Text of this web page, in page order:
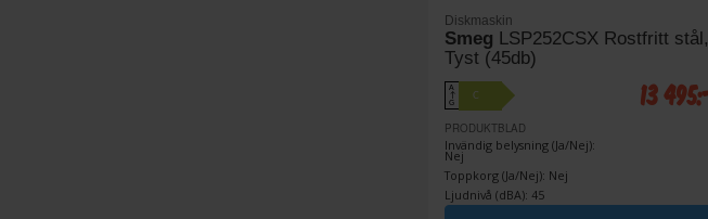
Diskmaskin
Smeg LSP252CSX Rostfritt stål,
Tyst (45db)
A
↑
G
C
PRODUKTBLAD
Invändig belysning (Ja/Nej):
Nej
Toppkorg (Ja/Nej): Nej
Ljudnivå (dBA): 45
13